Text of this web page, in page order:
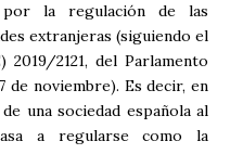
la regulación de las
extranjeras (siguiendo el
2121, del Parlamento
de noviembre). Es decir, en
una sociedad española al
a regularse como la